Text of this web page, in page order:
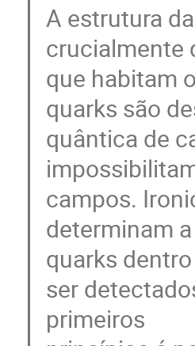
A estrutura
crucialmente
que habitam
quarks são
quântica de
campos.
determinam
quarks
ser
primeiros